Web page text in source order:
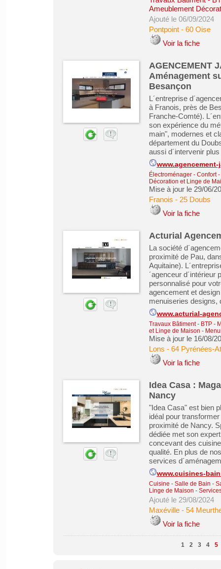
Ameublement
Ajouté le 06/09/2024
Pontpoint- 60 Oise
Voir la fiche
AGENCEMENT
Aménagement
Besançon
L´entreprise
à Franois, près de
Franche-Comté).
son expérience du
main", modernes et
département du
aussi d´intervenir
Électroménager - Confort
Décoration et Linge de
Mise à jour le 29/06/
Franois - 25 Doubs
Voir la fiche
Acturial
La société
proximité de Pau,
Aquitaine).
´agenceur
personnalisé pour
agencement et
menuiseries designs,
www.acturial-
Travaux Bâtiment - BTP -
et Linge de Maison -
Mise à jour le 16/08/
Lons - 64 Pyrénées-
Voir la fiche
Idea Casa :
Nancy
"Idea Casa" est bien
idéal pour
proximité de Nancy.
dédiée met son
concevant des
qualité. En plus de
services
www.cuisines-
Cuisine - Salle de Bain -
Linge de Maison -
Ajouté le 29/08/2024
Maxéville- 54
Voir la fiche
1 2 3 4 5